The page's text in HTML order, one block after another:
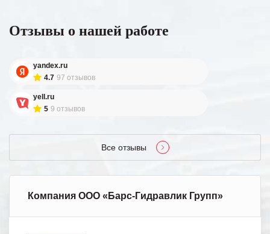
Отзывы о нашей работе
yandex.ru
4.7 97 отзывов
yell.ru
5 9 отзывов
Все отзывы
Компания ООО «Барс-Гидравлик Групп»